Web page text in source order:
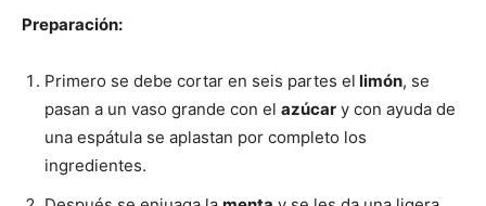
Preparación:
Primero se debe cortar en seis partes el limón, se
pasan a un vaso grande con el azúcar y con ayuda de
una espátula se aplastan por completo los
ingredientes.